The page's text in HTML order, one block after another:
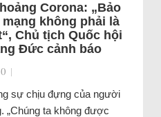
Corona: „Bảo
không phải là
Chủ tịch Quốc hội
Đức cảnh báo
|
sự chịu đựng của người
„Chúng ta không được